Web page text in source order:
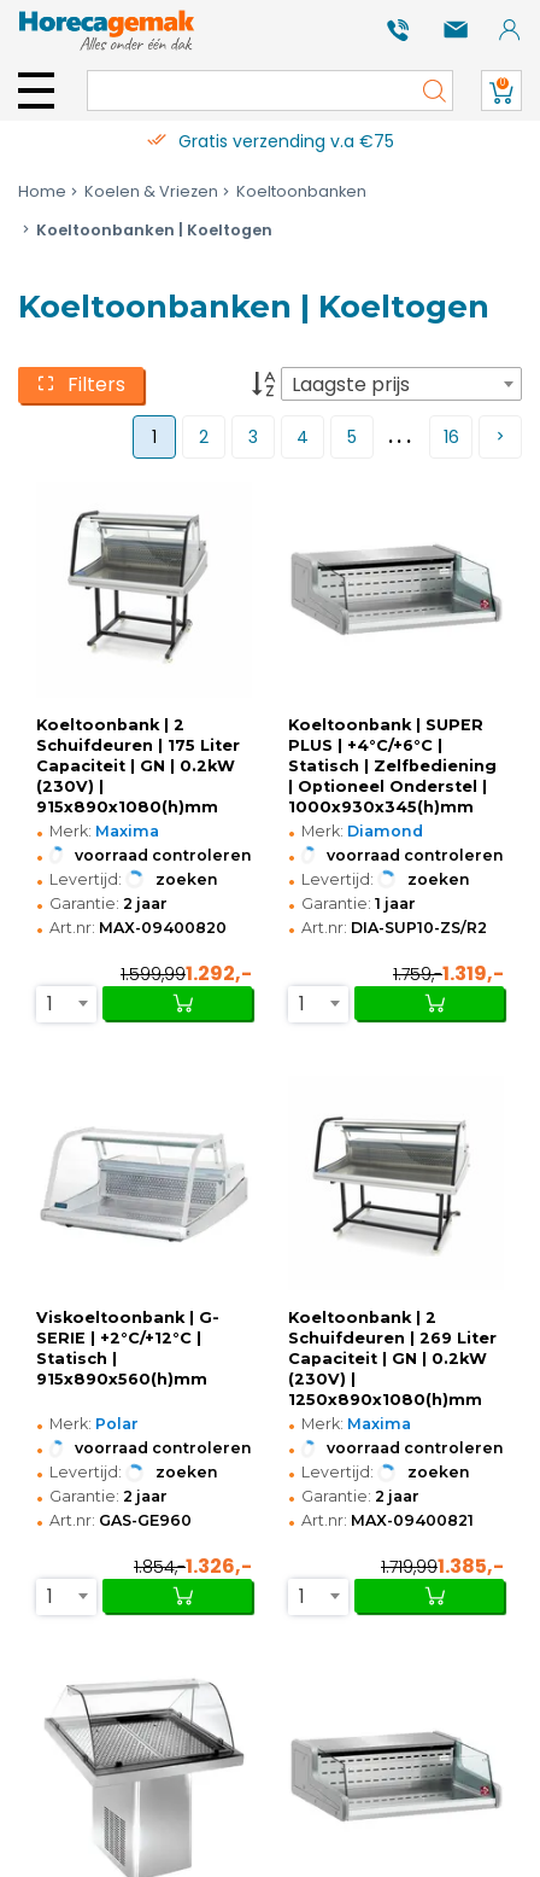
0
Gratis verzending v.a €75
Home Koelen & Vriezen
Koeltoonbanken
Koeltoonbanken | Koeltogen
Koeltoonbanken | Koeltogen
Filters Laagste prijs
1 2 3 4 5 ... 16
Koeltoonbank | 2
Schuifdeuren | 175 Liter
Capaciteit | GN | 0.2kW
(230V) |
915x890x1080(h)mm
• Merk: Maxima
• voorraad controleren
• Levertijd: zoeken
• Garantie: 2 jaar
• Art.nr: MAX-09400820
1.599,991.292,-
1
Koeltoonbank | SUPER
PLUS | +4°C/+6°C |
Statisch | Zelfbediening
| Optioneel Onderstel |
1000x930x345(h)mm
• Merk: Diamond
• voorraad controleren
• Levertijd: zoeken
• Garantie: 1 jaar
• Art.nr: DIA-SUP10-ZS/R2
1.759,-1.319,-
1
Viskoeltoonbank | G-
SERIE | +2°C/+12°C |
Statisch |
915x890x560(h)mm
• Merk: Polar
• voorraad controleren
• Levertijd: zoeken
• Garantie: 2 jaar
• Art.nr: GAS-GE960
1.854,-1.326,-
1
Koeltoonbank | 2
Schuifdeuren | 269 Liter
Capaciteit | GN | 0.2kW
(230V) |
1250x890x1080(h)mm
• Merk: Maxima
• voorraad controleren
• Levertijd: zoeken
• Garantie: 2 jaar
• Art.nr: MAX-09400821
1.719,991.385,-
1